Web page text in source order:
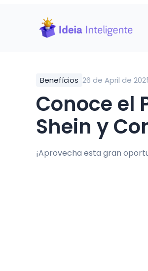
Benefícios 26 de April de
Conoce el
Shein y
¡Aprovecha esta gran